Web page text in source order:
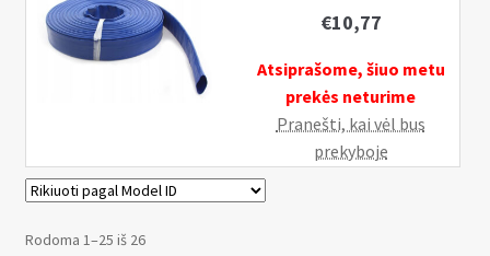
€10,77
Atsiprašome, šiuo metu
prekės neturime
Pranešti, kai vėl bus
prekyboje
Rodoma 1–25 iš 26